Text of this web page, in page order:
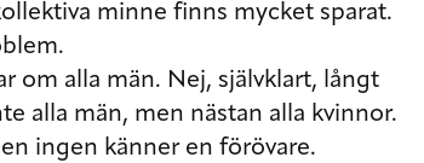
minne finns mycket sparat.
om alla män. Nej, självklart, långt
alla män, men nästan alla kvinnor.
ingen känner en förövare.